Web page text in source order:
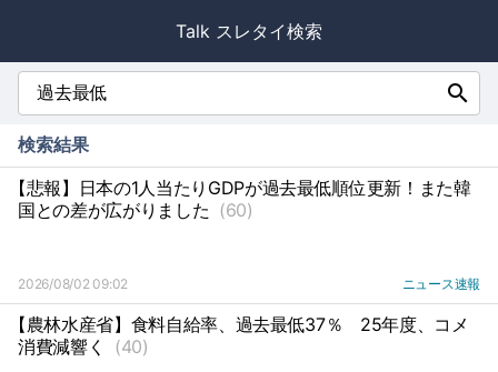
Talk スレタイ検索
search
検索結果
【悲報】日本の1人当たりGDPが過去最低順位更新！また韓
国との差が広がりました (60)
2026/08/02 09:02 ニュース速報
【農林水産省】食料自給率、過去最低37％
25年度、コメ
消費減響く
(40)